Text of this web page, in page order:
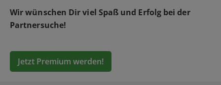
Wir wünschen Dir viel Spaß und Erfolg bei der
Partnersuche!
Jetzt Premium werden!